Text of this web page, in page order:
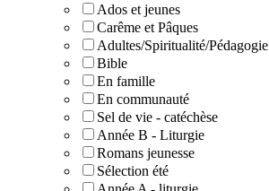
Ados et jeunes
Carême et Pâques
Adultes/Spiritualité/Pédagogie
Bible
En famille
En communauté
Sel de vie - catéchèse
Année B - Liturgie
Romans jeunesse
Sélection été